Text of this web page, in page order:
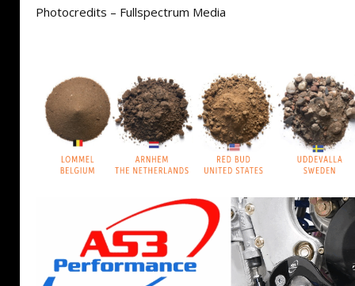
Photocredits – Fullspectrum Media